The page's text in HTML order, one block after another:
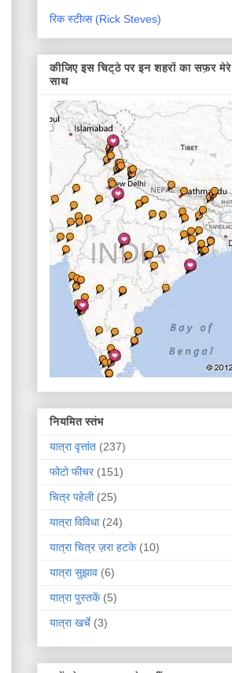
रिक स्टीव्स (Rick Steves)
कीजिए इस चिट्ठे पर इन शहरों का सफ़र मेरे
साथ
नियमित स्तंभ
यात्रा वृत्तांत (237)
फोटो फीचर (151)
चित्र पहेली (25)
यात्रा विविधा (24)
यात्रा चित्र ज़रा हटके (10)
यात्रा सुझाव (6)
यात्रा पुस्तकें (5)
यात्रा खर्चे (3)